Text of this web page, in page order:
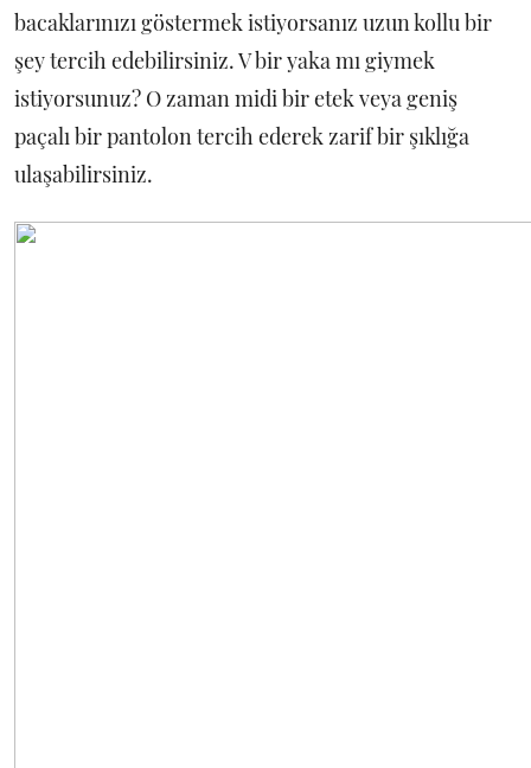
bacaklarınızı göstermek istiyorsanız uzun kollu bir
şey tercih edebilirsiniz. V bir yaka mı giymek
istiyorsunuz? O zaman midi bir etek veya geniş
paçalı bir pantolon tercih ederek zarif bir şıklığa
ulaşabilirsiniz.